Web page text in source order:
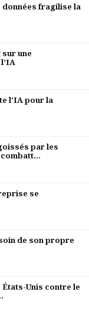
données fragilise la
une
l'IA pour la
par les
se
de son propre
Unis contre le